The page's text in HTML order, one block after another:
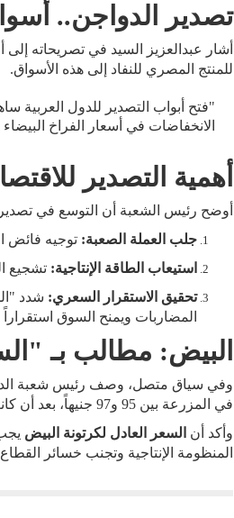
تصدير الدواجن..
أشار عبدالعزيز السيد في تصريحاته
للمنتج المصري للنفاد إلى هذه الأسواق.
"فتح أبواب التصدير للدول العربية
الانخفاضات في أسعار الفراخ
أهمية التصدير
أوضح رئيس الشعبة أن التوسع في
جلب العملة الصعبة: توجيه فائض
استيعاب الطاقة الإنتاجية: تشجيع
تحقيق الاستقرار السعري: شدد
المضاربات ويمنح السوق استقراراً
البيض: مطالب بـ
وفي سياق متصل، وصف رئيس شعبة
في المزرعة بين 95 و97 جنيهاً، بعد أن كانت قد هبطت لمستوى 85 جنيهاً.
وأكد أن السعر العادل لكرتونة البيض
المنظومة الإنتاجية وتجنب خسائر